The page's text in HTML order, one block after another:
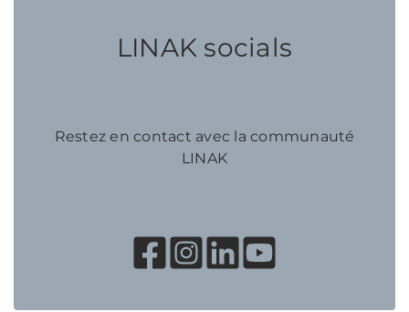
LINAK socials
Restez en contact avec la communauté
LINAK